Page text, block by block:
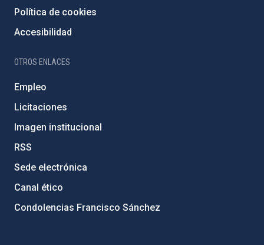
Política de cookies
Accesibilidad
OTROS ENLACES
Empleo
Licitaciones
Imagen institucional
RSS
Sede electrónica
Canal ético
Condolencias Francisco Sánchez